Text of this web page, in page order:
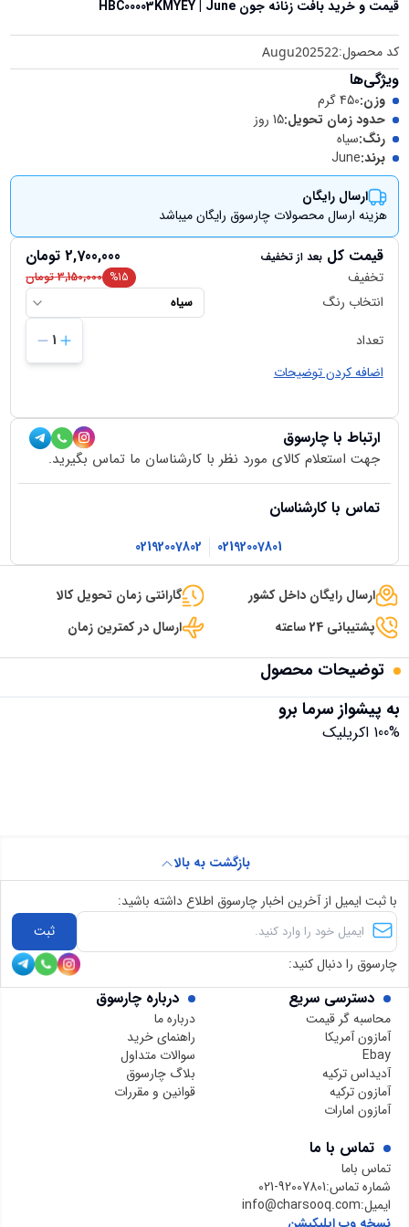
قیمت و خریدبافت زنانه جون HBC00003KMYEY | June
کد محصول:Augu202522
ویژگی‌ها
وزن:450 گرم
حدود زمان تحویل:15 روز
رنگ:سیاه
برند:
June
ارسال رایگان
هزینه ارسال محصولات چارسوق رایگان میباشد
قیمت کل بعد از تخفیف 2,700,000 تومان
تخفیف %15
3,150,000 تومان
انتخاب رنگ سیاه
تعداد
1
اضافه کردن توضیحات
ارتباط با چارسوق
جهت استعلام کالای مورد نظر با کارشناسان ما تماس بگیرید.
تماس با کارشناسان
02192007801
02192007802
ارسال رایگان داخل کشور
گارانتی زمان تحویل کالا
پشتیبانی 24 ساعته
ارسال در کمترین زمان
توضیحات محصول
به پیشواز سرما برو
100% اکریلیک
دسترسی سریع
محاسبه گر قیمت
آمازون آمریکا
Ebay
آدیداس ترکیه
آمازون ترکیه
آمازون امارات
درباره چارسوق
درباره ما
راهنمای خرید
سوالات متداول
بلاگ چارسوق
قوانین و مقررات
تماس با ما
تماس باما
شماره تماس:021-92007801
ایمیل:info@charsooq.com
بازگشت به بالا
با ثبت ایمیل از آخرین اخبار چارسوق اطلاع داشته باشید:
ثبت
چارسوق را دنبال کنید: